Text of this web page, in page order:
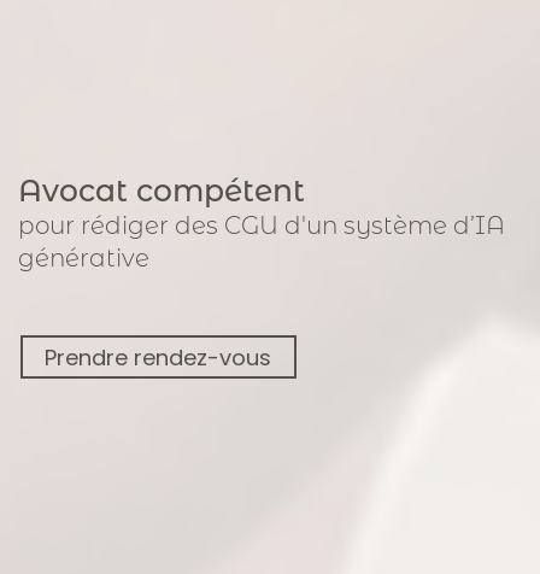
Avocat compétent
pour rédiger des CGU d'un système d’IA
générative
Prendre rendez-vous